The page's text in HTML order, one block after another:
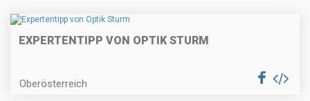
EXPERTENTIPP VON OPTIK STURM
Oberösterreich